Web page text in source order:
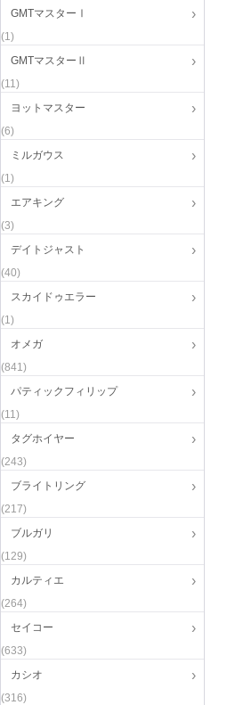
GMTマスターⅠ
(1)
GMTマスターⅡ
(11)
ヨットマスター
(6)
ミルガウス
(1)
エアキング
(3)
デイトジャスト
(40)
スカイドゥエラー
(1)
オメガ
(841)
パティックフィリップ
(11)
タグホイヤー
(243)
ブライトリング
(217)
ブルガリ
(129)
カルティエ
(264)
セイコー
(633)
カシオ
(316)